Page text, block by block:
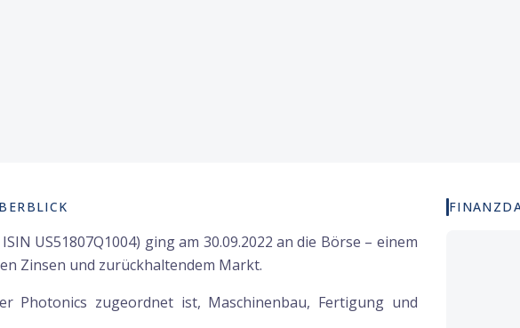
US51807Q1004) ging am 30.09.2022 an die Börse – einem
Zinsen und zurückhaltendem Markt.
Photonics zugeordnet ist, Maschinenbau, Fertigung und